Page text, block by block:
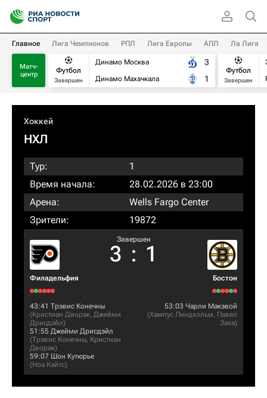
Главное Лига Чемпионов РПЛ Лига Европы АПЛ Ла Лига
Матч-
центр
Футбол
Завершен
Динамо Москва
Динамо Махачкала
3
1
Футбол
Завершен
Хоккей
НХЛ
Тур:
1
Время начала:
28.02.2026 в 23:00
Арена:
Wells Fargo Center
Зрители:
19872
Филадельфия
Завершен
3 : 1
Бостон
43:41 Трэвис Конечны
(Кристиан Дворак, Джейми
Дрисдэйл)
51:55 Джейми Дрисдэйл
(Трэвис Конечны, Кристиан
Дворак)
59:07 Шон Кутюрье
(Ноа Кэйтс)
53:03 Чарли Макэвой
(Хампус Линдхольм, Павел
Заха)